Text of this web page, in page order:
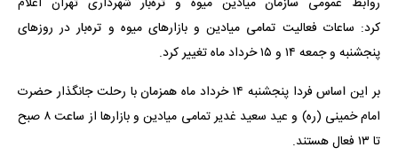
کرد: ساعات فعالیت تمامی میادین و بازارهای میوه و تره‌بار در روزهای
پنجشنبه و جمعه ۱۴ و ۱۵ خرداد ماه تغییر کرد.
بر این اساس فردا پنجشنبه ۱۴ خرداد ماه همزمان با رحلت جانگذار حضرت
امام خمینی (ره) و عید سعید غدیر تمامی میادین و بازارها از ساعت ۸ صبح
تا ۱۳ فعال هستند.